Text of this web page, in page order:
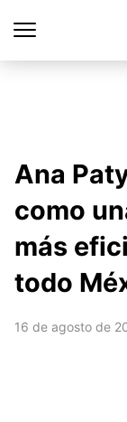
Ana
como
más
todo
16 de agosto de